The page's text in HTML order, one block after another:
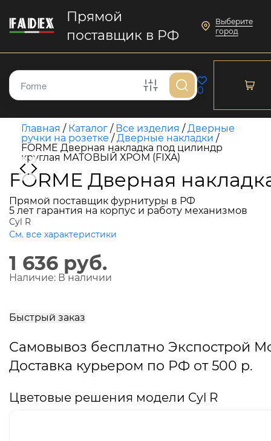
Прямой
поставщик в РФ
Выберите
город
0
Главная / Каталог / Все изделия /Дверные
ручки на розетке /Дверные накладки /
FORME Дверная накладка под цилиндр
круглая МАТОВЫЙ ХРОМ (FIXA)
FORME Дверная
Прямой поставщик фурнитуры в РФ
5 лет гарантия на корпус и работу механизмов
Cyl R
См. все характеристики
1 636 руб.
Наличие: В наличии
Быстрый заказ
Самовывоз бесплатно Экспострой
Доставка курьером по РФ от 500 р.
Цветовые решения модели Cyl R